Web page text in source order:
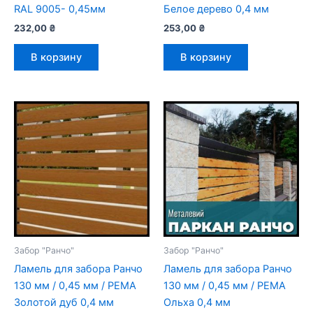
RAL 9005- 0,45мм
232,00 ₴
В корзину
Белое дерево 0,4 мм
253,00 ₴
В корзину
Забор "Ранчо"
Ламель для забора Ранчо
130 мм / 0,45 мм / РЕМА
Золотой дуб 0,4 мм
Забор "Ранчо"
Ламель для забора Ранчо
130 мм / 0,45 мм / РЕМА
Ольха 0,4 мм